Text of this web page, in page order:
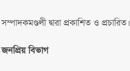
সম্পাদকমণ্ডলী দ্বারা প্রকাশিত ও প্রচারিত।
জনপ্রিয় বিভাগ